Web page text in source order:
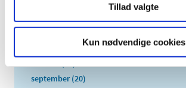
Tillad valgte
Kun nødvendige cookies
december (24)
november (33)
september (20)